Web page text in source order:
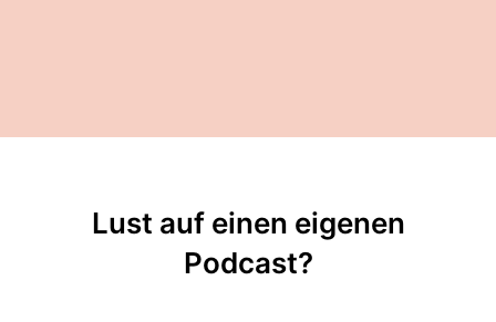
Lust auf einen eigenen
Podcast?